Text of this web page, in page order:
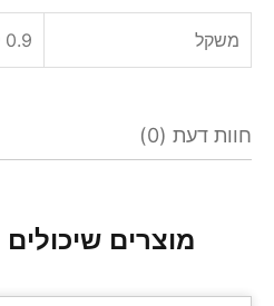
משקל 0.9 ק"ג
חוות דעת (0)
מוצרים